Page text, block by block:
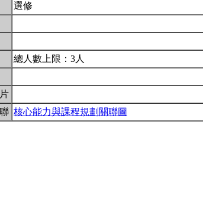
選修
總人數上限：3人
核心能力與課程規劃關聯圖